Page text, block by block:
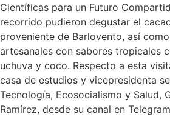
Científicas para un Futuro
recorrido pudieron degustar el
proveniente de Barlovento, así
artesanales con sabores tropicales
uchuva y coco. Respecto a esta
casa de estudios y vicepresidenta
Tecnología, Ecosocialismo y Salud,
Ramírez, desde su canal en